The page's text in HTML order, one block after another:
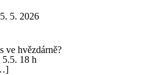
5. 2026
ve hvězdárně?
5.5. 18 h